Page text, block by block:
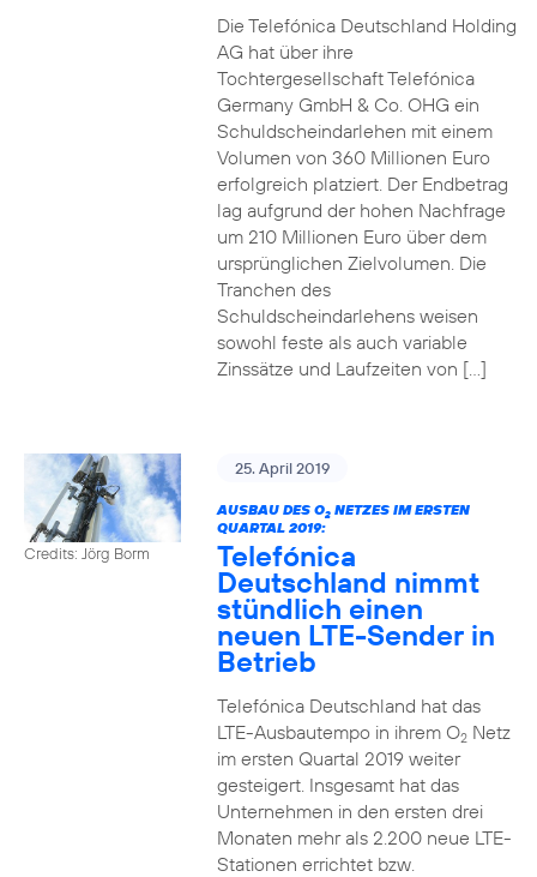
Die Telefónica Deutschland Holding
AG hat über ihre
Tochtergesellschaft Telefónica
Germany GmbH & Co. OHG ein
Schuldscheindarlehen mit einem
Volumen von 360 Millionen Euro
erfolgreich platziert. Der Endbetrag
lag aufgrund der hohen Nachfrage
um 210 Millionen Euro über dem
ursprünglichen Zielvolumen. Die
Tranchen des
Schuldscheindarlehens weisen
sowohl feste als auch variable
Zinssätze und Laufzeiten von […]
Credits: Jörg Borm
25. April 2019
AUSBAU DES O2NETZES IM ERSTEN
QUARTAL 2019:
Telefónica
Deutschland nimmt
stündlich einen
neuen LTE-Sender in
Betrieb
Telefónica Deutschland hat das
LTE-Ausbautempo in ihrem O2Netz
im ersten Quartal 2019 weiter
gesteigert. Insgesamt hat das
Unternehmen in den ersten drei
Monaten mehr als 2.200 neue LTE-
Stationen errichtet bzw.